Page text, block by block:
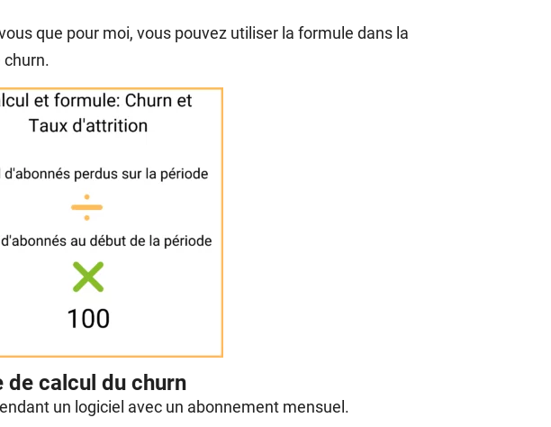
que pour moi, vous pouvez utiliser la formule dans la
de calcul du churn
un logiciel avec un abonnement mensuel.